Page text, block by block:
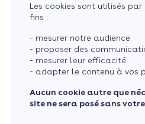
Les cookies sont utilisés
fins :
- mesurer notre audience
- proposer des
- mesurer leur efficacité
- adapter le contenu à vos
Aucun cookie autre que
site ne sera posé sans
Chaudière
Dépannage chauffage
eau
Batterie panneaux
Pergola
Store